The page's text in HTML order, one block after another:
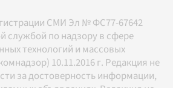
СМИ Эл № ФС77-67642
службой по надзору в сфере
технологий и массовых
10.11.2016 г. Редакция не
за достоверность информации,